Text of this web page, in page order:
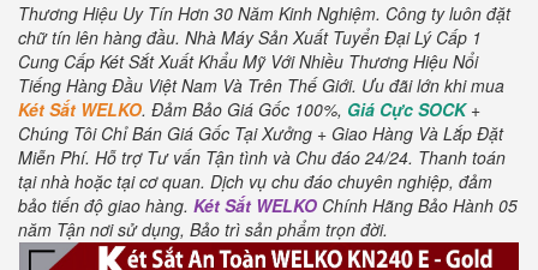
Thương Hiệu Uy Tín Hơn 30 Năm Kinh Nghiệm. Công ty luôn đặt
chữ tín lên hàng đầu. Nhà Máy Sản Xuất Tuyển Đại Lý Cấp 1
Cung Cấp Két Sắt Xuất Khẩu Mỹ Với Nhiều Thương Hiệu Nổi
Tiếng Hàng Đầu Việt Nam Và Trên Thế Giới. Ưu đãi lớn khi mua
Két Sắt WELKO. Đảm Bảo Giá Gốc 100%, Giá Cực SOCK+
Chúng Tôi Chỉ Bán Giá Gốc Tại Xưởng + Giao Hàng Và Lắp Đặt
Miễn Phí. Hỗ trợ Tư vấn Tận tình và Chu đáo 24/24. Thanh toán
tại nhà hoặc tại cơ quan. Dịch vụ chu đáo chuyên nghiệp, đảm
bảo tiến độ giao hàng. Két Sắt WELKO Chính Hãng Bảo Hành 05
năm Tận nơi sử dụng, Bảo trì sản phẩm trọn đời.